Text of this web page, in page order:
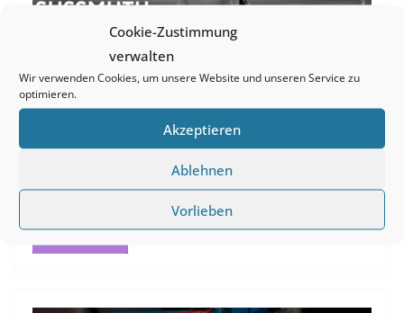
Cookie-Zustimmung
verwalten
Wir verwenden Cookies, um unsere Website und unseren Service zu
optimieren.
Akzeptieren
Ablehnen
Vorlieben
2. Februar 2026 678 Aufrufe AIDS,HIV,Rita Süssmuth
Danke, Rita Süssmuth!
In ihren zahlreichen Ämtern, insbesondere als
Präsidentin des Deutschen Bundestages von 1988 bis
1998, prägte sie die politische Landschaft Deutschlands